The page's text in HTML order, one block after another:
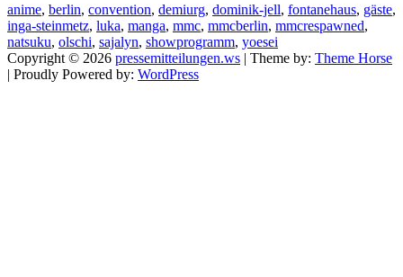
anime, berlin, convention, demiurg, dominik-jell, fontanehaus, gäste,
inga-steinmetz, luka, manga, mmc, mmcberlin, mmcrespawned,
natsuku, olschi, sajalyn, showprogramm, yoesei
Copyright © 2026 pressemitteilungen.ws | Theme by: Theme Horse
| Proudly Powered by: WordPress